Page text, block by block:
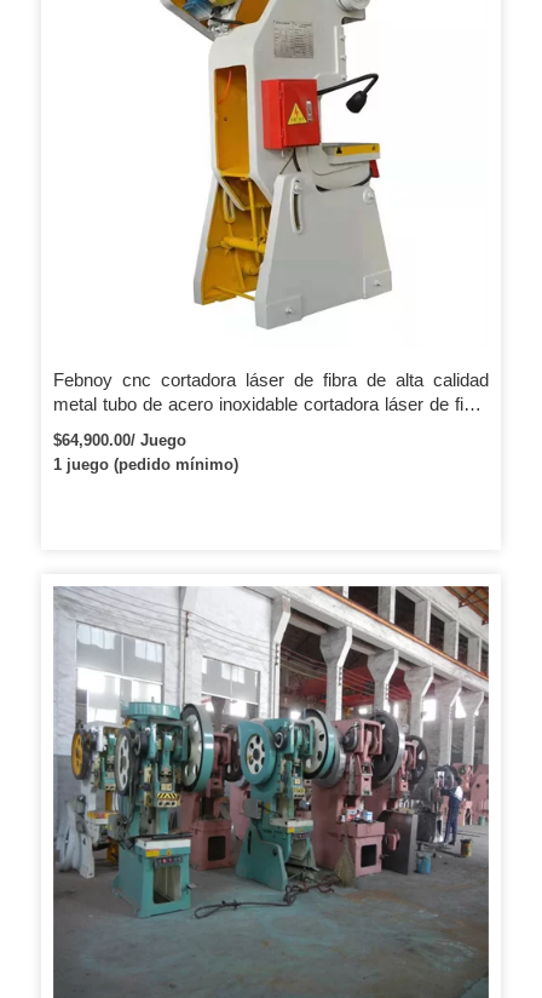
Febnoy cnc cortadora láser de fibra de alta calidad
metal tubo de acero inoxidable cortadora láser de fibra
para gran oferta
$64,900.00/ Juego
1 juego (pedido mínimo)